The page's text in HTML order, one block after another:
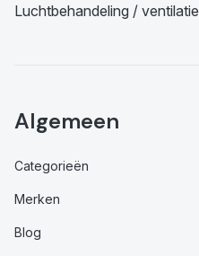
Luchtbehandeling / ventilatie
Algemeen
Categorieën
Merken
Blog